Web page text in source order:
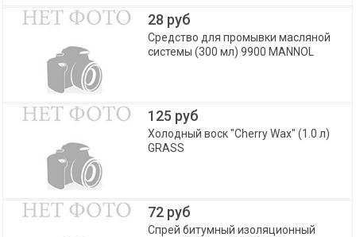
28 руб
Средство для промывки масляной
системы (300 мл) 9900 MANNOL
125 руб
Холодный воск "Cherry Wax" (1.0 л)
GRASS
72 руб
Спрей битумный изоляционный